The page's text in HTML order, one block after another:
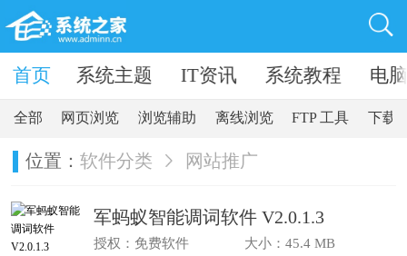
软件 系统主题 IT资讯 系统教程 电
首页
全部 网页浏览 浏览辅助 离线浏览 FTP 工具 下载
位置： 软件分类 网站推广
军蚂蚁智能调词软件 V2.0.1.3
授权：免费软件
大小：45.4 MB